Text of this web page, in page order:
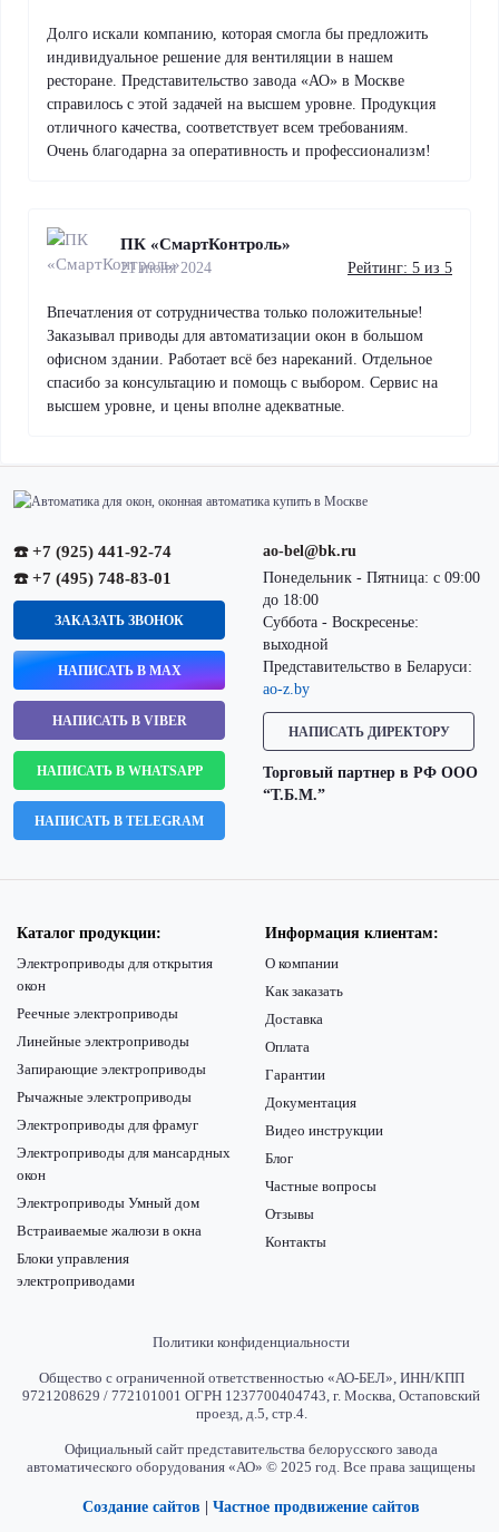
Долго искали компанию, которая смогла бы предложить
индивидуальное решение для вентиляции в нашем
ресторане. Представительство завода «АО» в Москве
справилось с этой задачей на высшем уровне. Продукция
отличного качества, соответствует всем требованиям.
Очень благодарна за оперативность и профессионализм!
ПК «СмартКонтроль»
21 июня 2024 Рейтинг: 5 из 5
Впечатления от сотрудничества только положительные!
Заказывал приводы для автоматизации окон в большом
офисном здании. Работает всё без нареканий. Отдельное
спасибо за консультацию и помощь с выбором. Сервис на
высшем уровне, и цены вполне адекватные.
☎️ +7 (925) 441-92-74
☎️ +7 (495) 748-83-01
ЗАКАЗАТЬ ЗВОНОК
НАПИСАТЬ В MAX
НАПИСАТЬ В VIBER
НАПИСАТЬ В WHATSAPP
НАПИСАТЬ В TELEGRAM
ao-bel@bk.ru
Понедельник - Пятница: с 09:00
до 18:00
Суббота - Воскресенье:
выходной
Представительство в Беларуси:
ao-z.by
НАПИСАТЬ ДИРЕКТОРУ
Торговый партнер в РФ ООО
“Т.Б.М.”
Каталог продукции:
Электроприводы для открытия
окон
Реечные электроприводы
Линейные электроприводы
Запирающие электроприводы
Рычажные электроприводы
Электроприводы для фрамуг
Электроприводы для мансардных
окон
Электроприводы Умный дом
Встраиваемые жалюзи в окна
Блоки управления
электроприводами
Информация клиентам:
О компании
Как заказать
Доставка
Оплата
Гарантии
Документация
Видео инструкции
Блог
Частные вопросы
Отзывы
Контакты
Политики конфиденциальности
Общество с ограниченной ответственностью «АО-БЕЛ», ИНН/КПП
9721208629 / 772101001 ОГРН 1237700404743, г. Москва, Остаповский
проезд, д.5, стр.4.
Официальный сайт представительства белорусского завода
автоматического оборудования «АО» © 2025 год. Все права защищены
Создание сайтов Частное продвижение сайтов